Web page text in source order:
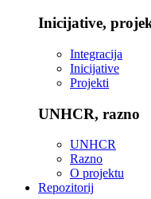
Inicijative,
Integracija
Inicijative
Projekti
UNHCR, razno
UNHCR
Razno
O projektu
Repozitorij